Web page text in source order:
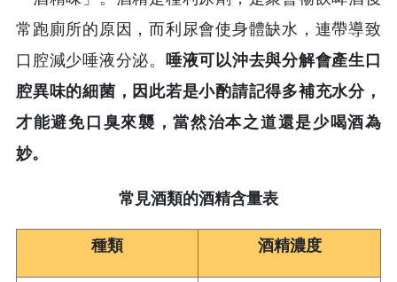
常跑廁所的原因，而利尿會使身體缺水，連帶導致
口腔減少唾液分泌。
唾液可以沖去與分解會產生口
腔異味的細菌，因此若是小酌請記得多補充水分，
才能避免口臭來襲，當然治本之道還是少喝酒為
妙。
常見酒類的酒精含量表
種類 酒精濃度